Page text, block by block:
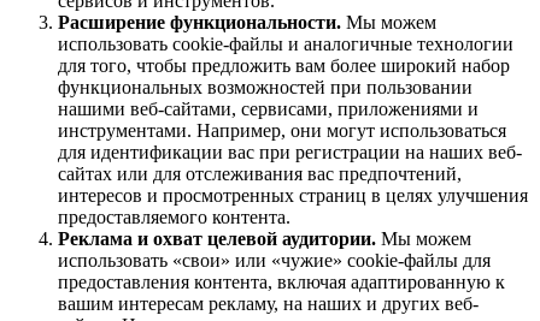
Расширение функциональности. Мы можем
использовать cookie-файлы и аналогичные технологии
для того, чтобы предложить вам более широкий набор
функциональных возможностей при пользовании
нашими веб-сайтами, сервисами, приложениями и
инструментами. Например, они могут использоваться
для идентификации вас при регистрации на наших веб-
сайтах или для отслеживания вас предпочтений,
интересов и просмотренных страниц в целях улучшения
предоставляемого контента.
Реклама и охват целевой аудитории. Мы можем
использовать «свои» или «чужие» cookie-файлы для
предоставления контента, включая адаптированную к
вашим интересам рекламу, на наших и других веб-